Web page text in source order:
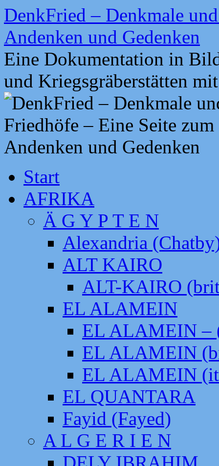
Zum
Inhalt
springen
DenkFried – Denkmale
Andenken und Gedenken
Eine Dokumentation in
und Kriegsgräberstätten
Start
AFRIKA
Ä G Y P T E N
Alexandria
ALT KAIRO
ALT-KAIRO
EL ALAMEIN
EL ALAMEIN –
EL ALAMEIN
EL ALAMEIN
EL QUANTARA
Fayid (Fayed)
A L G E R I E N